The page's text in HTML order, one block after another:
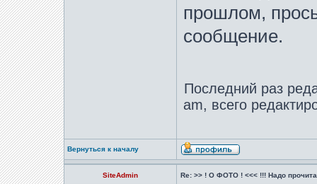
прошлом,
сообщение.
Последний раз
am, всего
Вернуться к началу
SiteAdmin Re: >> ! О ФОТО ! <<< !!! Надо